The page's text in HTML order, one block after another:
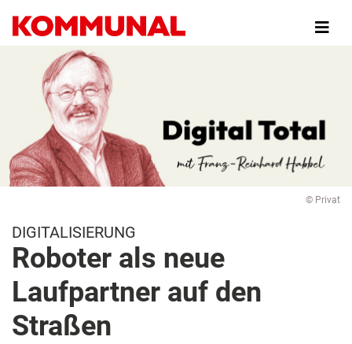
zum
© Privat
DIGITALISIERUNG
Roboter als neue
Laufpartner auf den
Straßen